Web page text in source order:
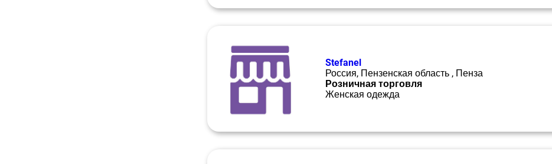
Stefanel
Россия, Пензенская область , Пенза
Розничная торговля
Женская одежда